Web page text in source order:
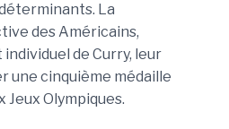
La
des Américains,
de Curry, leur
une cinquième médaille
Jeux Olympiques.